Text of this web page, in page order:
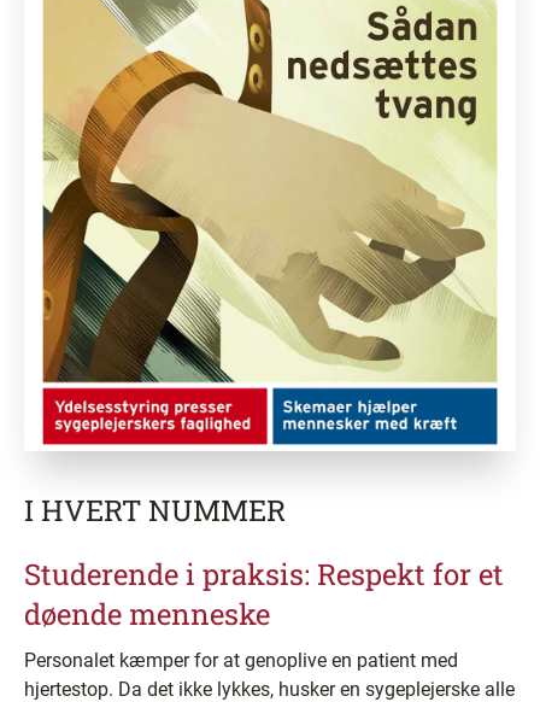
I HVERT NUMMER
Studerende i praksis: Respekt for et
døende menneske
Personalet kæmper for at genoplive en patient med
hjertestop. Da det ikke lykkes, husker en sygeplejerske alle